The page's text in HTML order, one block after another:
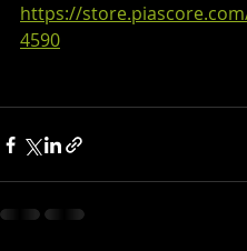
https://
4590